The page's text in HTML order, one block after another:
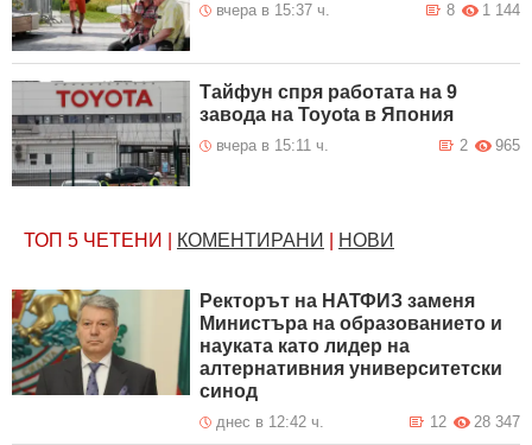
вчера в 15:37 ч. 1 144
8
Тайфун спря работата на 9
завода на Toyota в Япония
вчера в 15:11 ч. 965
2
ТОП 5 ЧЕТЕНИ КОМЕНТИРАНИ НОВИ
Ректорът на НАТФИЗ заменя
Министъра на образованието и
науката като лидер на
алтернативния университетски
синод
днес в 12:42 ч. 28 347
12